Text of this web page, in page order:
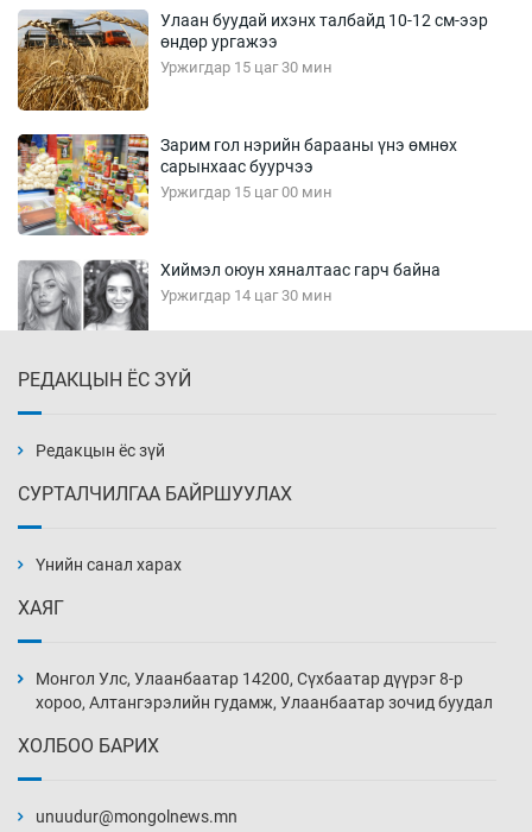
Улаан буудай ихэнх талбайд 10-12 см-ээр
өндөр ургажээ
Уржигдар 15 цаг 30 мин
Зарим гол нэрийн барааны үнэ өмнөх
сарынхаас буурчээ
Уржигдар 15 цаг 00 мин
Хиймэл оюун хяналтаас гарч байна
Уржигдар 14 цаг 30 мин
Уржигдар 14 цаг 00 мин
нэмэгджээ
Уржигдар 13 цаг 30 мин
Уржигдар 13 цаг 00 мин
РЕДАКЦЫН ЁС ЗҮЙ
Редакцын ёс зүй
СУРТАЛЧИЛГАА БАЙРШУУЛАХ
Үнийн санал харах
ХАЯГ
Монгол Улс, Улаанбаатар 14200, Сүхбаатар дүүрэг 8-р
хороо, Алтангэрэлийн гудамж, Улаанбаатар зочид буудал
ХОЛБОО БАРИХ
unuudur@mongolnews.mn